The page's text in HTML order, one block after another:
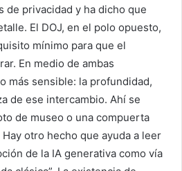
de privacidad y ha dicho que
El DOJ, en el polo opuesto,
mínimo para que el
En medio de ambas
más sensible: la profundidad,
de ese intercambio. Ahí se
de museo o una compuerta
otro hecho que ayuda a leer
de la IA generativa como vía